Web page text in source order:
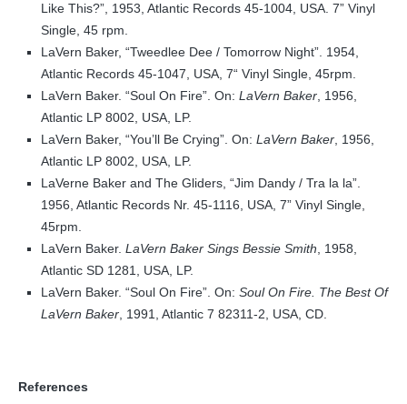
Like This?”, 1953, Atlantic Records 45-1004, USA. 7” Vinyl
Single, 45 rpm.
LaVern Baker, “Tweedlee Dee / Tomorrow Night”. 1954,
Atlantic Records 45-1047, USA, 7“ Vinyl Single, 45rpm.
LaVern Baker. “Soul On Fire”. On: LaVern Baker , 1956,
Atlantic LP 8002, USA, LP.
LaVern Baker, “You’ll Be Crying”. On: LaVern Baker , 1956,
Atlantic LP 8002, USA, LP.
LaVerne Baker and The Gliders, “Jim Dandy / Tra la la”.
1956, Atlantic Records Nr. 45-1116, USA, 7” Vinyl Single,
45rpm.
LaVern Baker. LaVern Baker Sings Bessie Smith , 1958,
Atlantic SD 1281, USA, LP.
LaVern Baker. “Soul On Fire”. On: Soul On Fire. The Best Of
LaVern Baker , 1991, Atlantic 7 82311-2, USA, CD.
References